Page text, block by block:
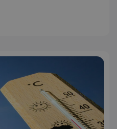
YouTube